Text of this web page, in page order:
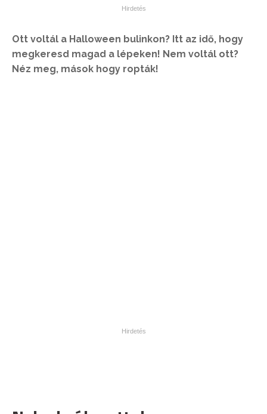
Ott voltál a Halloween bulinkon? Itt az idő, hogy
megkeresd magad a lépeken! Nem voltál ott?
Néz meg, mások hogy ropták!